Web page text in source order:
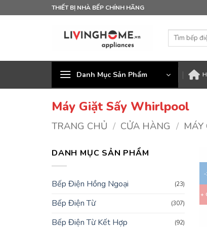
qua
THIẾT BỊ NHÀ BẾP CHÍNH HÃNG
Tìm
Danh Mục Sản Phẩm
Máy Giặt Sấy Whirlpool
TRANG CHỦ / CỬA HÀNG / MÁY
DANH MỤC SẢN PHẨM
Bếp Điện Hồng Ngoại (23)
Bếp Điện Từ (307)
Bếp Điện Từ Kết Hợp (92)
-
+